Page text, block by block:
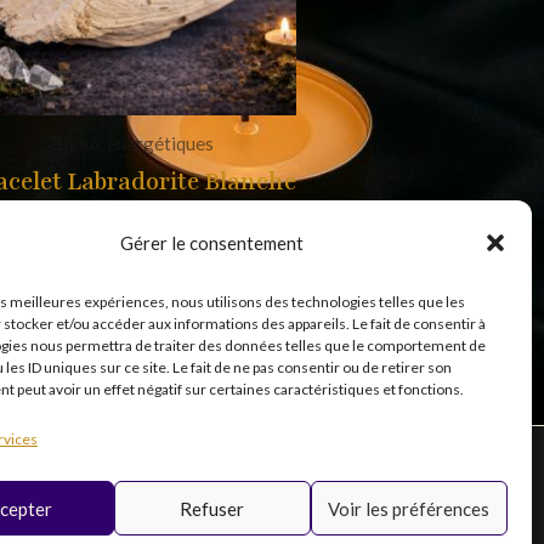
Gérer le consentement
meilleures expériences, nous utilisons des technologies telles que les
et/ou accéder aux informations des appareils. Le fait de consentir à
nous permettra de traiter des données telles que le comportement de
les ID uniques sur ce site. Le fait de ne pas consentir ou de retirer son
peut avoir un effet négatif sur certaines caractéristiques et fonctions.
Refuser Voir les préférences
Bijoux énergétiques
Labradorite Blanche
T
i
Inscription